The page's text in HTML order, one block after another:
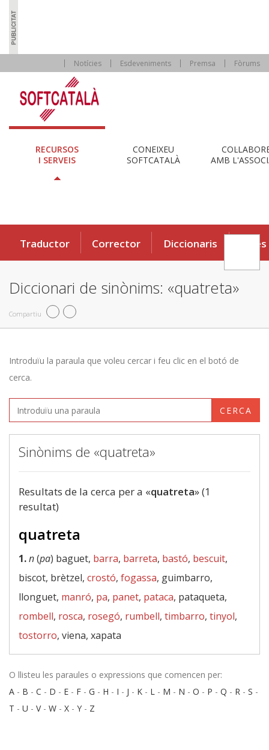
Notícies Esdeveniments Premsa Fòrums
RECURSOS
I SERVEIS
CONEIXEU
SOFTCATALÀ
AMB
Traductor Corrector Diccionaris Eines
Diccionari de sinònims: «quatreta»
Compartiu
Introduïu la paraula que voleu cercar i feu clic en el botó de
cerca.
CERCA
Sinònims de «quatreta»
Resultats de la cerca per a «quatreta» (1
resultat)
quatreta
1.n(pa) baguet, barra, barreta, bastó, bescuit,
biscot, brètzel, crostó, fogassa, guimbarro,
llonguet, manró, pa, panet, pataca, pataqueta,
rombell, rosca, rosegó, rumbell, timbarro, tinyol,
tostorro, viena, xapata
O llisteu les paraules o expressions que comencen per:
A - B - C - D - E - F - G - H - I - J - K - L - M - N - O - P - Q - R - S -
T - U - V- W - X - Y - Z